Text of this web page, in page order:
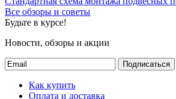
Все обзоры и советы
Будьте в курсе!
Новости, обзоры и акции
Подписаться
Как купить
Оплата и доставка